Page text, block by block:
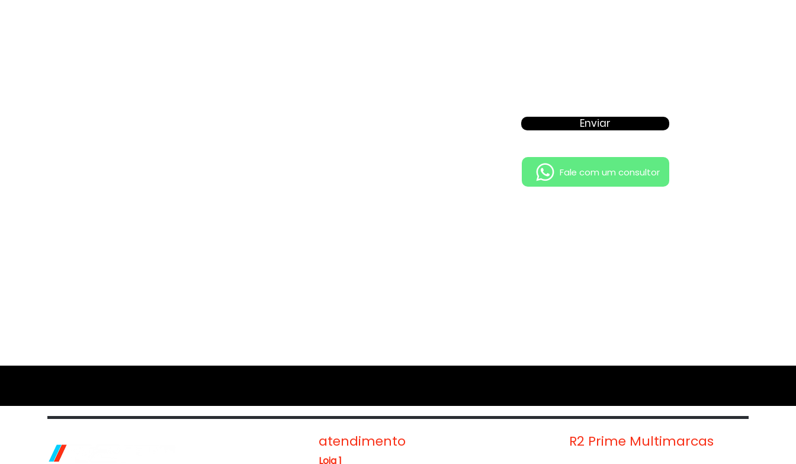
Enviar
Fale com um consultor
atendimento
Loja 1
R2 Prime Multimarcas